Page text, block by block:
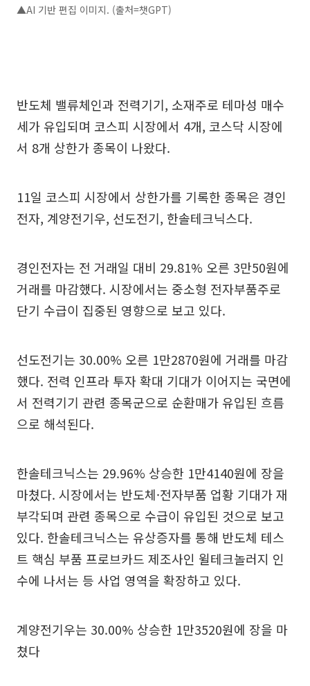
▲AI 기반 편집 이미지. (출처=챗GPT)
반도체 밸류체인과 전력기기, 소재주로 테마성 매수
세가 유입되며 코스피 시장에서 4개, 코스닥 시장에
서 8개 상한가 종목이 나왔다.
11일 코스피 시장에서 상한가를 기록한 종목은 경인
전자, 계양전기우, 선도전기, 한솔테크닉스다.
경인전자는 전 거래일 대비 29.81% 오른 3만50원에
거래를 마감했다. 시장에서는 중소형 전자부품주로
단기 수급이 집중된 영향으로 보고 있다.
선도전기는 30.00% 오른 1만2870원에 거래를 마감
했다. 전력 인프라 투자 확대 기대가 이어지는 국면에
서 전력기기 관련 종목군으로 순환매가 유입된 흐름
으로 해석된다.
한솔테크닉스는 29.96% 상승한 1만4140원에 장을
마쳤다. 시장에서는 반도체·전자부품 업황 기대가 재
부각되며 관련 종목으로 수급이 유입된 것으로 보고
있다. 한솔테크닉스는 유상증자를 통해 반도체 테스
트 핵심 부품 프로브카드 제조사인 윌테크놀러지 인
수에 나서는 등 사업 영역을 확장하고 있다.
계양전기우는 30.00% 상승한 1만3520원에 장을 마
쳤다